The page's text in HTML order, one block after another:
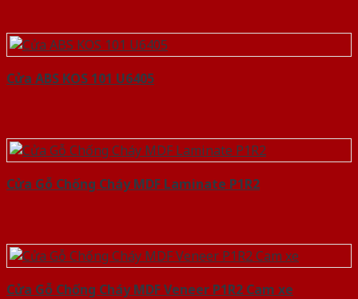
Cửa ABS KOS 101 U6405
Cửa Gỗ Chống Cháy MDF Laminate P1R2
Cửa Gỗ Chống Cháy MDF Veneer P1R2 Cam xe